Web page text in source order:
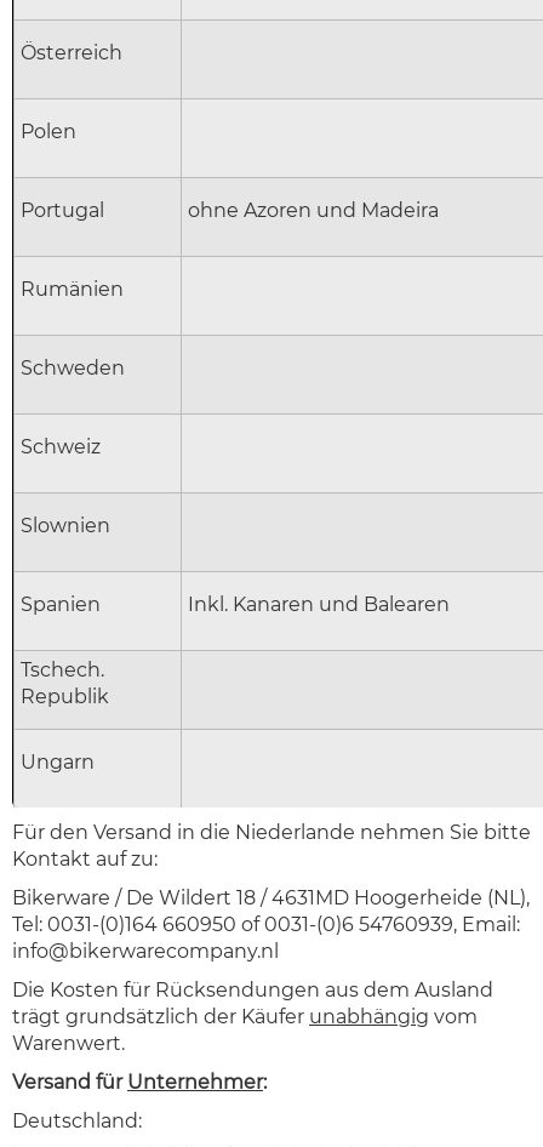
Österreich
Polen
Portugal ohne Azoren und Madeira
Rumänien
Schweden
Schweiz
Slownien
Spanien Inkl. Kanaren und Balearen
Tschech.
Republik
Ungarn
Für den Versand in die Niederlande nehmen Sie bitte
Kontakt auf zu:
Bikerware / De Wildert 18 / 4631MD Hoogerheide (NL),
Tel: 0031-(0)164 660950 of 0031-(0)6 54760939, Email:
info@bikerwarecompany.nl
Die Kosten für Rücksendungen aus dem Ausland
trägt grundsätzlich der Käufer unabhängig vom
Warenwert.
Versand für Unternehmer:
Deutschland: